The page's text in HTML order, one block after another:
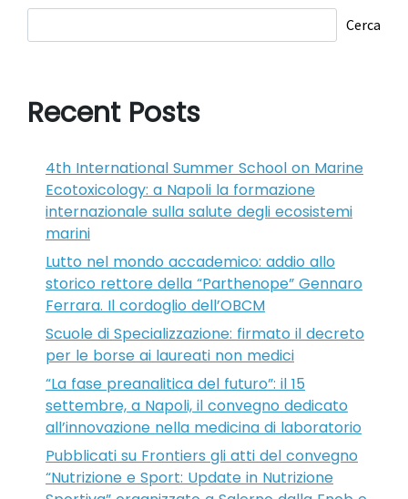
Cerca
Recent Posts
4th International Summer School on Marine
Ecotoxicology: a Napoli la formazione
internazionale sulla salute degli ecosistemi
marini
Lutto nel mondo accademico: addio allo
storico rettore della “Parthenope” Gennaro
Ferrara. Il cordoglio dell’OBCM
Scuole di Specializzazione: firmato il decreto
per le borse ai laureati non medici
“La fase preanalitica del futuro”: il 15
settembre, a Napoli, il convegno dedicato
all’innovazione nella medicina di laboratorio
Pubblicati su Frontiers gli atti del convegno
“Nutrizione e Sport: Update in Nutrizione